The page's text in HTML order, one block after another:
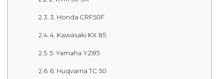
3. Honda CRF50F
4. Kawasaki KX 85
5. Yamaha YZ85
6. Huqvarna TC 50